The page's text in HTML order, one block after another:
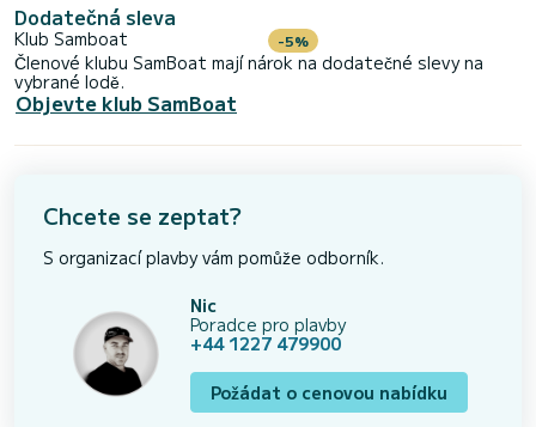
Dodatečná sleva
Klub Samboat -5%
Členové klubu SamBoat mají nárok na dodatečné slevy na
vybrané lodě.
Objevte klub SamBoat
Chcete se zeptat?
S organizací plavby vám pomůže odborník.
Nic
Poradce pro plavby
+44 1227 479900
Požádat o cenovou nabídku